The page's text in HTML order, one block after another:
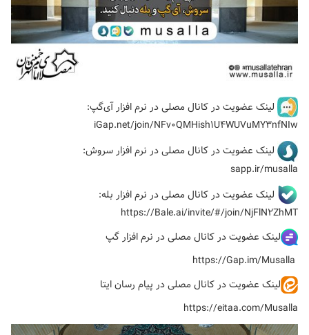
لینک عضویت در کانال مصلی در نرم افزار آی‌گپ:
iGap.net/join/NFv0QMHish1U4WUVuMY3nfNIw
لینک عضویت در کانال مصلی در نرم افزار سروش:
sapp.ir/musalla
لینک عضویت در کانال مصلی در نرم افزار بله:
https://Bale.ai/invite/#/join/NjFlN2ZhMT
لینک عضویت در کانال مصلی در نرم افزار گپ
https://Gap.im/Musalla
لینک عضویت در کانال مصلی در پیام رسان ایتا
https://eitaa.com/Musalla